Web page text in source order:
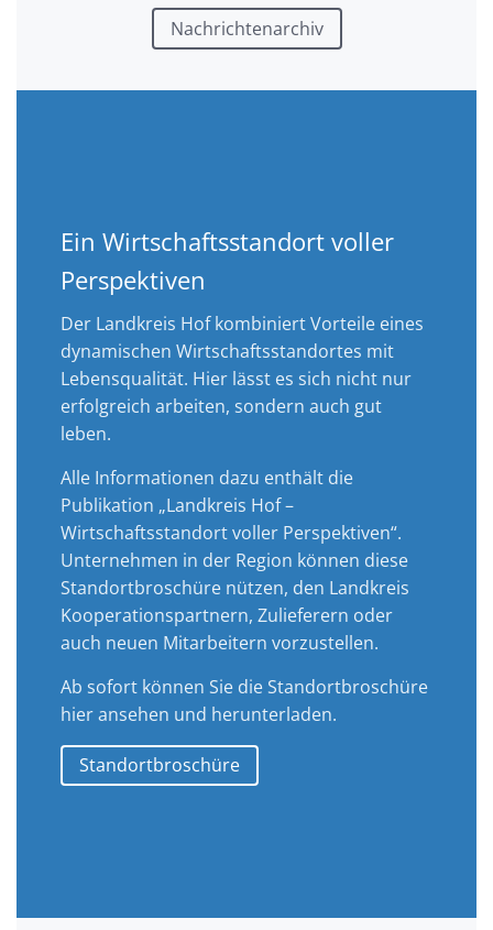
Nachrichtenarchiv
Ein Wirtschaftsstandort voller
Perspektiven
Der Landkreis Hof kombiniert Vorteile eines
dynamischen Wirtschaftsstandortes mit
Lebensqualität. Hier lässt es sich nicht nur
erfolgreich arbeiten, sondern auch gut
leben.
Alle Informationen dazu enthält die
Publikation „Landkreis Hof –
Wirtschaftsstandort voller Perspektiven“.
Unternehmen in der Region können diese
Standortbroschüre nützen, den Landkreis
Kooperationspartnern, Zulieferern oder
auch neuen Mitarbeitern vorzustellen.
Ab sofort können Sie die Standortbroschüre
hier ansehen und herunterladen.
Standortbroschüre